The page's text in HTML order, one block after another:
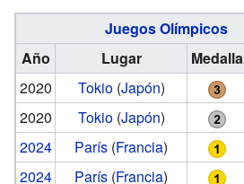
Juegos Olímpicos
Año
Lugar Medalla
2020
Tokio (Japón)
2020
Tokio (Japón)
2024
París (Francia)
2024
París (Francia)